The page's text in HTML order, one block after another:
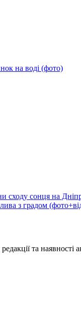
на воді (фото)
сходу сонця на
з градом
та